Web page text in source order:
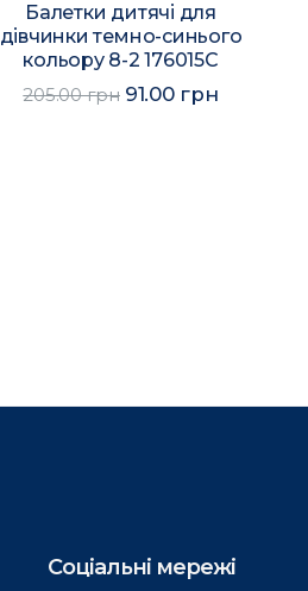
Балетки дитячі для
дівчинки темно-синього
кольору 8-2 176015C
205.00 грн 91.00 грн
Соціальні мережі